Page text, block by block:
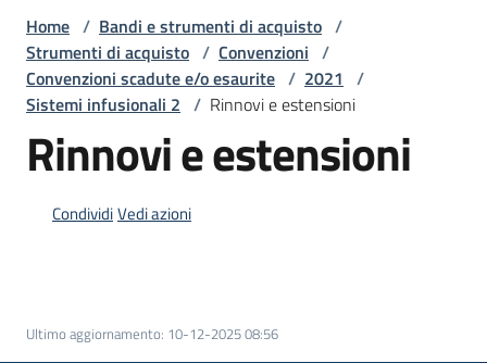
telematici
Bandi
Home / Bandi e strumenti di acquisto /
Strumenti di acquisto / Convenzioni /
Convenzioni scadute e/o esaurite / 2021 /
Sistemi infusionali 2 / Rinnovi e estensioni
Rinnovi e estensioni
CondividiVedi azioni
Ultimo aggiornamento: 10-12-2025 08:56